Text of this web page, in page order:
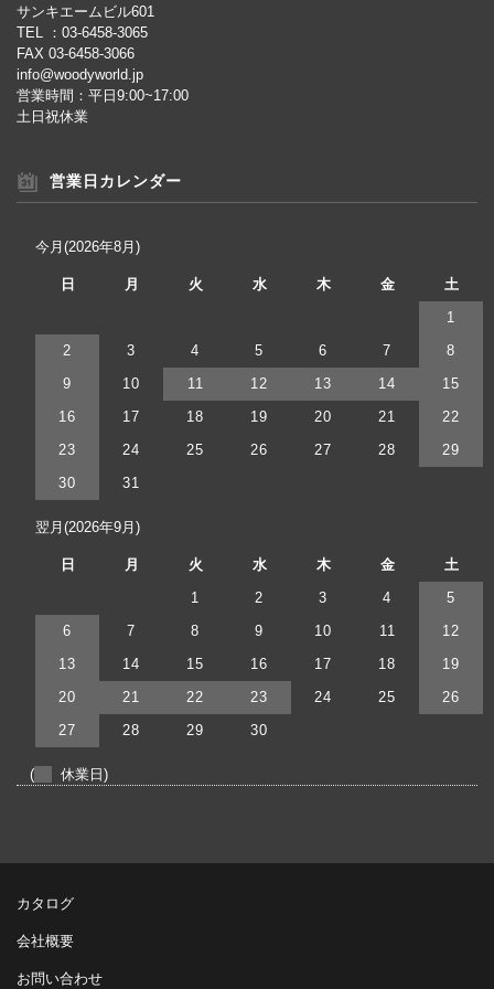
サンキエームビル601
TEL ：03-6458-3065
FAX 03-6458-3066
info@woodyworld.jp
営業時間：平日9:00~17:00
土日祝休業
営業日カレンダー
今月(2026年8月)
日 月 火 水 木 金
土
1
2
3 4 5 6 7
8
9
10 11 12 13 14
15
16
17 18 19 20 21
22
23
24 25 26 27 28
29
30
31
翌月(2026年9月)
日 月 火 水 木 金
土
1
2 3 4
5
6
7 8 9 10 11
12
13
14 15 16 17 18
19
20
21 22 23 24 25
26
27
28 29 30
( 休業日)
カタログ
会社概要
お問い合わせ